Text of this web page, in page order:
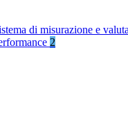
di misurazione e
2